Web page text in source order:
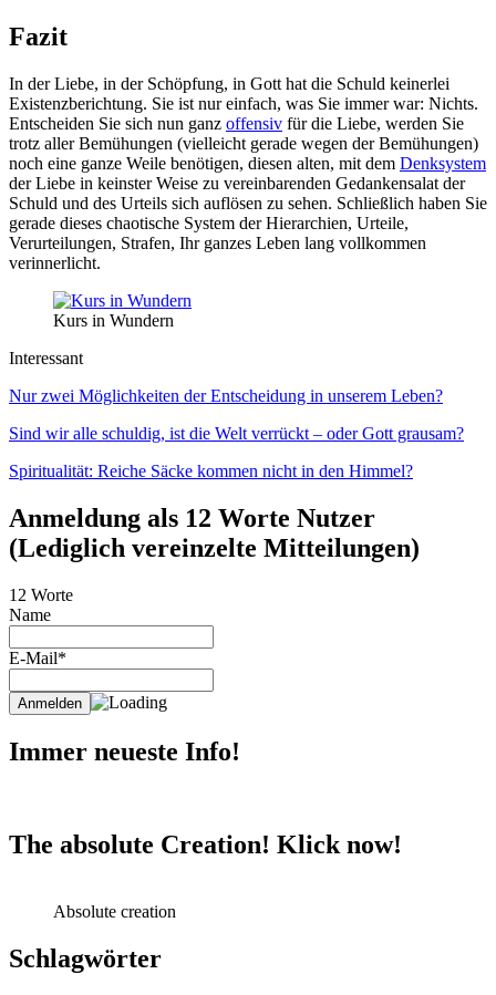
Fazit
In der Liebe, in der Schöpfung, in Gott hat die Schuld keinerlei
Existenzberichtung. Sie ist nur einfach, was Sie immer war: Nichts.
Entscheiden Sie sich nun ganz offensiv für die Liebe, werden Sie
trotz aller Bemühungen (vielleicht gerade wegen der Bemühungen)
noch eine ganze Weile benötigen, diesen alten, mit dem Denksystem
der Liebe in keinster Weise zu vereinbarenden Gedankensalat der
Schuld und des Urteils sich auflösen zu sehen. Schließlich haben Sie
gerade dieses chaotische System der Hierarchien, Urteile,
Verurteilungen, Strafen, Ihr ganzes Leben lang vollkommen
verinnerlicht.
Kurs in Wundern
Interessant
Nur zwei Möglichkeiten der Entscheidung in unserem Leben?
Sind wir alle schuldig, ist die Welt verrückt – oder Gott grausam?
Spiritualität: Reiche Säcke kommen nicht in den Himmel?
Anmeldung als 12 Worte Nutzer
(Lediglich vereinzelte Mitteilungen)
12 Worte
Name
E-Mail*
Immer neueste Info!
The absolute Creation! Klick now!
Absolute creation
Schlagwörter